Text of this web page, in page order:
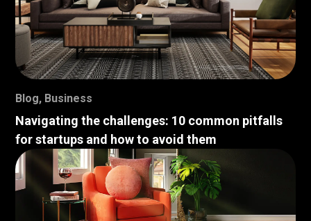
Blog, Business
Navigating the challenges: 10 common pitfalls
for startups and how to avoid them